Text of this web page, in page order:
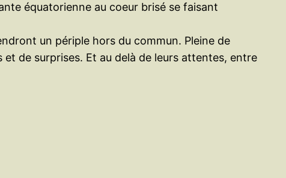
équatorienne au coeur brisé se faisant
un périple hors du commun. Pleine de
de surprises. Et au delà de leurs attentes, entre